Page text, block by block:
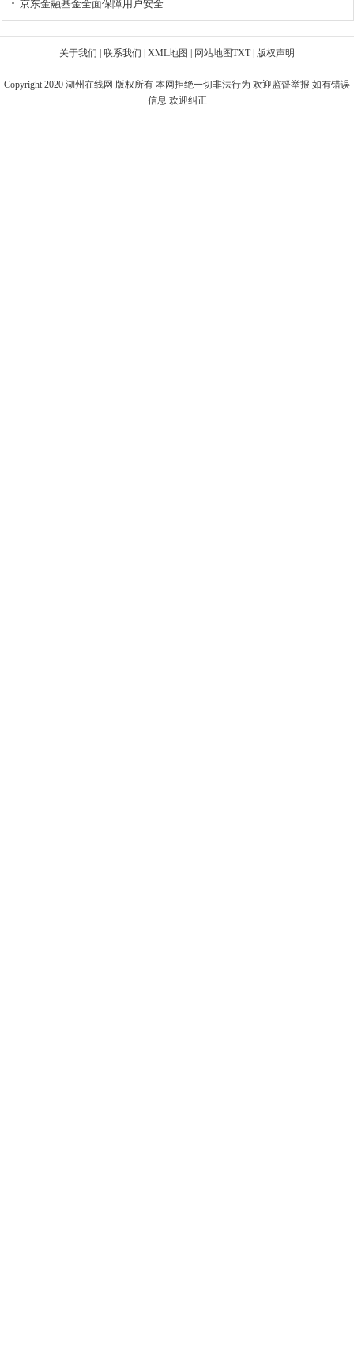
京东金融基金全面保障用户安全
关于我们 | 联系我们 | XML地图 | 网站地图TXT| 版权声明
Copyright 2020 湖州在线网 版权所有 本网拒绝一切非法行为 欢迎监督举报 如有错误
信息 欢迎纠正